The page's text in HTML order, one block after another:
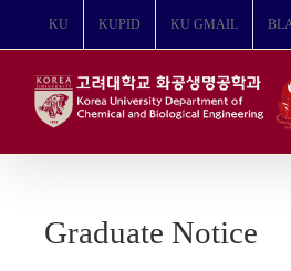
뛰
KU KUPID KU GMAIL
Graduate Notice